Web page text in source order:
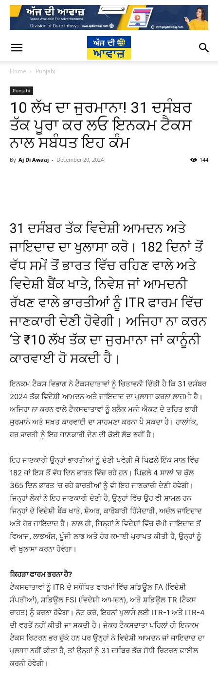
Home Punjabi
Punjabi
10 ਲੱਖ ਦਾ ਜੁਰਮਾਨਾ! 31 ਦਸੰਬਰ
ਤੱਕ ਪੂਰਾ ਕਰ ਲਓ ਇਨਕਮ ਟੈਕਸ
ਨਾਲ ਸਬੰਧਤ ਇਹ ਕੰਮ
By Aj Di Awaaj - December 20, 2024 144
31 ਦਸੰਬਰ ਤੱਕ ਵਿਦੇਸ਼ੀ ਆਮਦਨ ਅਤੇ
ਜਾਇਦਾਦ ਦਾ ਖੁਲਾਸਾ ਕਰੋ। 182 ਦਿਨਾਂ ਤੋਂ
ਵੱਧ ਸਮੇਂ ਤੋਂ ਭਾਰਤ ਵਿੱਚ ਰਹਿਣ ਵਾਲੇ ਅਤੇ
ਵਿਦੇਸ਼ੀ ਬੈਂਕ ਖਾਤੇ, ਨਿਵੇਸ਼ ਜਾਂ ਆਮਦਨੀ
ਰੱਖਣ ਵਾਲੇ ਭਾਰਤੀਆਂ ਨੂੰ ITR ਫਾਰਮ ਵਿੱਚ
ਜਾਣਕਾਰੀ ਦੇਣੀ ਹੋਵੇਗੀ। ਅਜਿਹਾ ਨਾ ਕਰਨ
‘ਤੇ ₹10 ਲੱਖ ਤੱਕ ਦਾ ਜੁਰਮਾਨਾ ਜਾਂ ਕਾਨੂੰਨੀ
ਕਾਰਵਾਈ ਹੋ ਸਕਦੀ ਹੈ।
ਇਨਕਮ ਟੈਕਸ ਵਿਭਾਗ ਨੇ ਟੈਕਸਦਾਤਾਵਾਂ ਨੂੰ ਚਿਤਾਵਨੀ ਦਿੱਤੀ ਹੈ ਕਿ 31 ਦਸੰਬਰ
2024 ਤੱਕ ਵਿਦੇਸ਼ੀ ਆਮਦਨ ਅਤੇ ਜਾਇਦਾਦ ਦਾ ਖੁਲਾਸਾ ਕਰਨਾ ਲਾਜ਼ਮੀ ਹੈ।
ਅਜਿਹਾ ਨਾ ਕਰਨ ਵਾਲੇ ਟੈਕਸਦਾਤਾਵਾਂ ਨੂੰ ਬਲੈਕ ਮਨੀ ਐਕਟ ਦੇ ਤਹਿਤ ਭਾਰੀ
ਜੁਰਮਾਨੇ ਅਤੇ ਸਖ਼ਤ ਕਾਰਵਾਈ ਦਾ ਸਾਹਮਣਾ ਕਰਨਾ ਪੈ ਸਕਦਾ ਹੈ। ਹਾਲਾਂਕਿ,
ਹਰ ਭਾਰਤੀ ਨੂੰ ਇਹ ਜਾਣਕਾਰੀ ਦੇਣ ਦੀ ਕੋਈ ਲੋੜ ਨਹੀਂ ਹੈ।
ਇਹ ਜਾਣਕਾਰੀ ਉਨ੍ਹਾਂ ਭਾਰਤੀਆਂ ਨੂੰ ਦੇਣੀ ਪਵੇਗੀ ਜੋ ਪਿਛਲੇ ਇੱਕ ਸਾਲ ਵਿੱਚ
182 ਜਾਂ ਇਸ ਤੋਂ ਵੱਧ ਦਿਨ ਭਾਰਤ ਵਿੱਚ ਰਹੇ ਹਨ। ਪਿਛਲੇ 4 ਸਾਲਾਂ ‘ਚ ਕੁੱਲ
365 ਦਿਨ ਭਾਰਤ ‘ਚ ਰਹੇ ਭਾਰਤੀਆਂ ਨੂੰ ਵੀ ਇਹ ਜਾਣਕਾਰੀ ਦੇਣੀ ਹੋਵੇਗੀ।
ਜਿਨ੍ਹਾਂ ਲੋਕਾਂ ਨੇ ਇਹ ਜਾਣਕਾਰੀ ਦੇਣੀ ਹੈ, ਉਨ੍ਹਾਂ ਵਿੱਚ ਉਹ ਵੀ ਸ਼ਾਮਲ ਹਨ
ਜਿਨ੍ਹਾਂ ਦੇ ਵਿਦੇਸ਼ੀ ਬੈਂਕ ਖਾਤੇ, ਸ਼ੇਅਰ, ਕਾਰੋਬਾਰੀ ਹਿੱਸੇਦਾਰੀ, ਅਚੱਲ ਜਾਇਦਾਦ
ਅਤੇ ਹੋਰ ਜਾਇਦਾਦ ਹੈ। ਨਾਲ ਹੀ, ਜਿਨ੍ਹਾਂ ਨੇ ਵਿਦੇਸ਼ਾਂ ਵਿੱਚ ਰੱਖੀ ਜਾਇਦਾਦ ਤੋਂ
ਵਿਆਜ, ਲਾਭਅੰਸ਼, ਪੂੰਜੀ ਲਾਭ ਅਤੇ ਹੋਰ ਕਮਾਈ ਪ੍ਰਾਪਤ ਕੀਤੀ ਹੈ, ਉਨ੍ਹਾਂ ਨੂੰ
ਵੀ ਖੁਲਾਸਾ ਕਰਨਾ ਹੋਵੇਗਾ।
ਕਿਹੜਾ ਫਾਰਮ ਭਰਨਾ ਹੈ?
ਟੈਕਸਦਾਤਾਵਾਂ ਨੂੰ ITR ਦੇ ਸਬੰਧਿਤ ਫਾਰਮਾਂ ਵਿੱਚ ਸ਼ਡਿਊਲ FA (ਵਿਦੇਸ਼ੀ
ਸੰਪਤੀਆਂ), ਸ਼ਡਿਊਲ FSI (ਵਿਦੇਸ਼ੀ ਆਮਦਨ), ਅਤੇ ਸ਼ਡਿਊਲ TR (ਟੈਕਸ
ਰਾਹਤ) ਨੂੰ ਭਰਨਾ ਹੋਵੇਗਾ। ਨੋਟ ਕਰੋ, ਇਹਨਾਂ ਖੁਲਾਸੇ ਲਈ ITR-1 ਅਤੇ ITR-4
ਦੀ ਵਰਤੋਂ ਨਹੀਂ ਕੀਤੀ ਜਾ ਸਕਦੀ ਹੈ। ਜੇਕਰ ਟੈਕਸਦਾਤਾ ਪਹਿਲਾਂ ਹੀ ਇਨਕਮ
ਟੈਕਸ ਰਿਟਰਨ ਭਰ ਚੁੱਕੇ ਹਨ ਪਰ ਉਨ੍ਹਾਂ ਨੇ ਵਿਦੇਸ਼ੀ ਆਮਦਨ ਜਾਂ ਜਾਇਦਾਦ ਦਾ
ਖੁਲਾਸਾ ਨਹੀਂ ਕੀਤਾ ਹੈ, ਤਾਂ ਉਨ੍ਹਾਂ ਨੂੰ 31 ਦਸੰਬਰ ਤੱਕ ਸੋਧੀ ਰਿਟਰਨ ਫਾਈਲ
ਕਰਨੀ ਹੋਵੇਗੀ।